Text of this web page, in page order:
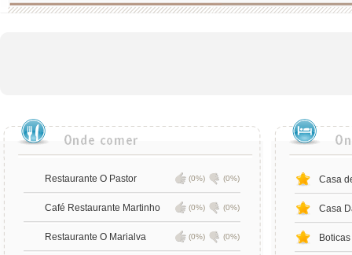
Restaurante O Pastor (0%) (0%)
Café Restaurante Martinho (0%) (0%)
Restaurante O Marialva (0%) (0%)
Casa
Casa